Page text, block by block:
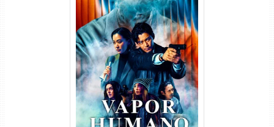
Vapor Humano 1ª Temporada
Torrent (2026) WEB-DL 1080p
Dual Áudio